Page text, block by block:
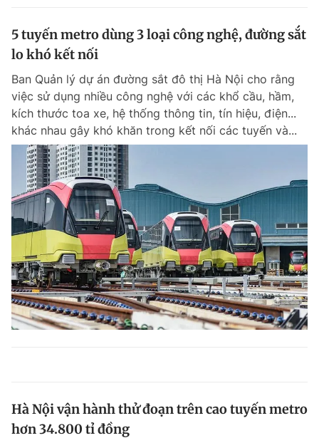
5 tuyến metro dùng 3 loại công nghệ, đường sắt
lo khó kết nối
Ban Quản lý dự án đường sắt đô thị Hà Nội cho rằng
việc sử dụng nhiều công nghệ với các khổ cầu, hầm,
kích thước toa xe, hệ thống thông tin, tín hiệu, điện...
khác nhau gây khó khăn trong kết nối các tuyến và...
Hà Nội vận hành thử đoạn trên cao tuyến metro
hơn 34.800 tỉ đồng